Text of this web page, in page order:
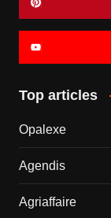
Top articles
Opalexe
Agendis
Agriaffaire